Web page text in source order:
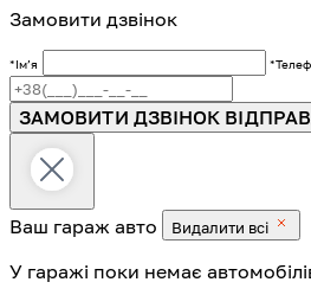
Замовити дзвінок
*Імʼя
ЗАМОВИТИ ДЗВІНОК
Ваш гараж авто Видалити всі
У гаражі поки немає